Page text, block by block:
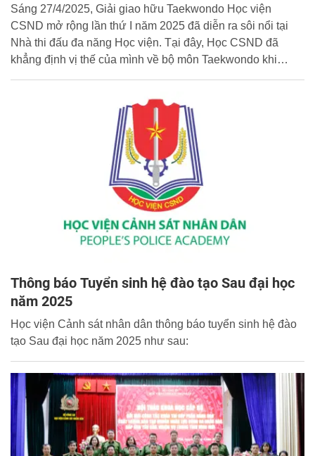
Sáng 27/4/2025, Giải giao hữu Taekwondo Học viện
CSND mở rộng lần thứ I năm 2025 đã diễn ra sôi nổi tại
Nhà thi đấu đa năng Học viện. Tại đây, Học CSND đã
khẳng định vị thế của mình về bộ môn Taekwondo khi
Thông báo Tuyển sinh hệ đào tạo Sau đại học
năm 2025
Học viện Cảnh sát nhân dân thông báo tuyển sinh hệ đào
tạo Sau đại học năm 2025 như sau: